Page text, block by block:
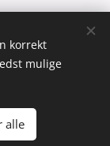
mail:
korrekt
mulige
alle